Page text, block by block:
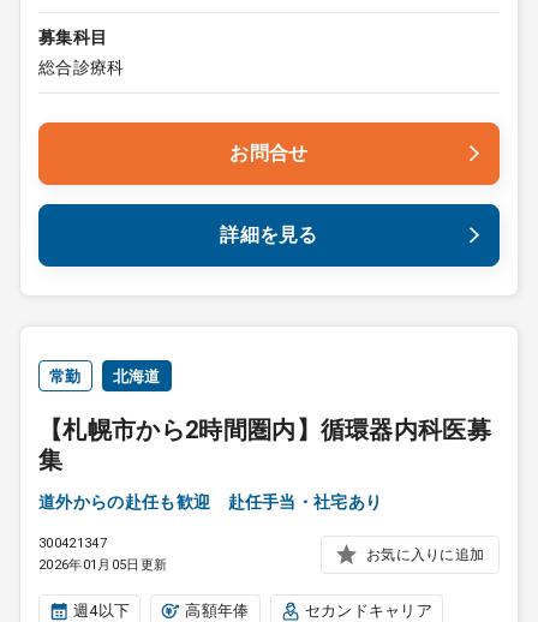
募集科目
総合診療科
お問合せ
詳細を見る
常勤 北海道
【札幌市から2時間圏内】循環器内科医募
集
道外からの赴任も歓迎 赴任手当・社宅あり
300421347
2026年01月05日更新
お気に入りに追加
週4以下 高額年俸 セカンドキャリア